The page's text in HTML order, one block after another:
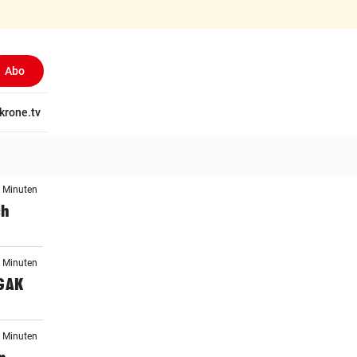
Abo
krone.tv
Minuten
Minuten
Minuten